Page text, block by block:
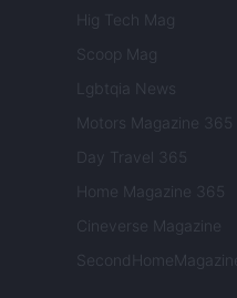
Hig Tech Mag
Scoop Mag
Lgbtqia News
Motors Magazine 365
Day Travel 365
Home Magazine 365
Cineverse Magazine
SecondHomeMagazine